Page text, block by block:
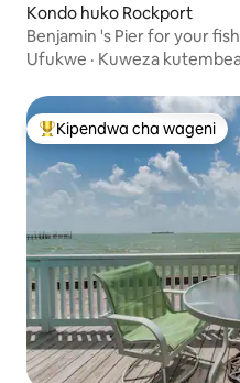
Kondo huko Rockport
Benjamin 's Pier for your
Ufukwe · Kuweza
Kipendwa maarufu cha
Kipendwa cha wageni